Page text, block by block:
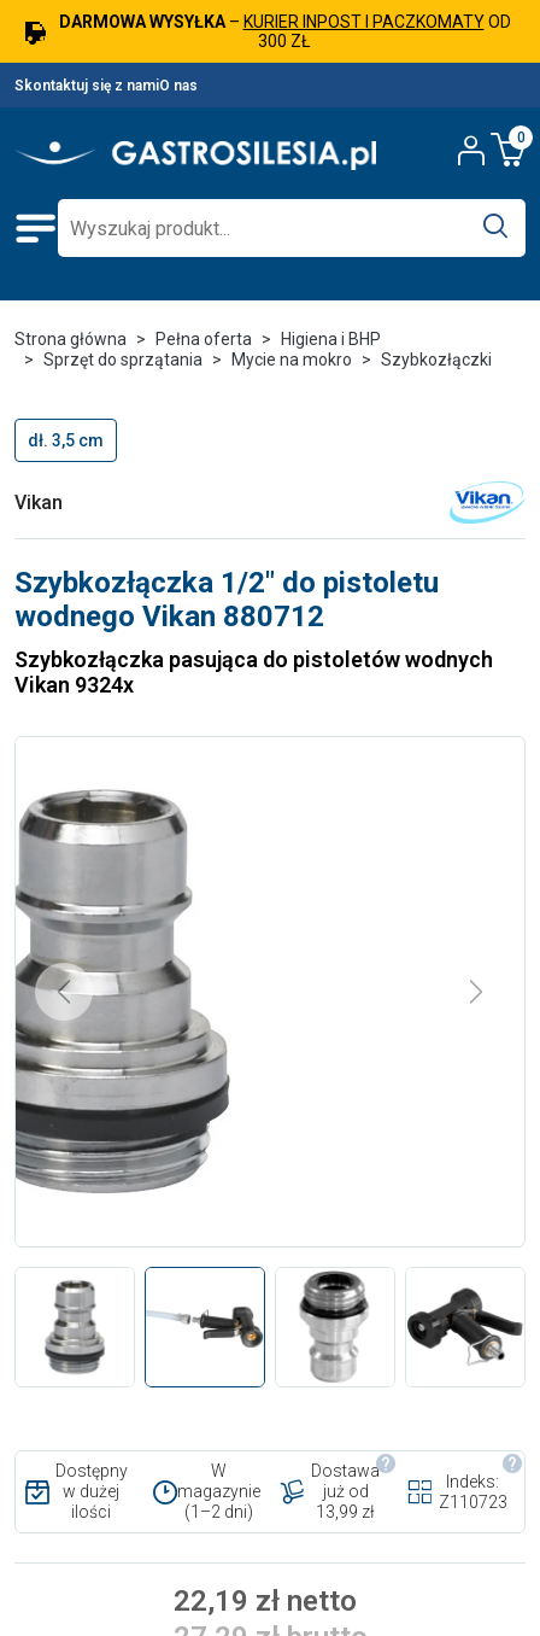
DARMOWA WYSYŁKA– KURIER INPOST I PACZKOMATYOD
300 ZŁ
Skontaktuj się z namiO nas
0
Strona główna Pełna oferta
Higiena i BHP
Sprzęt do sprzątania
Mycie na mokro Szybkozłączki
dł. 3,5 cm
Vikan
Szybkozłączka 1/2" do pistoletu
wodnego Vikan 880712
Szybkozłączka pasująca do pistoletów wodnych
Vikan 9324x
Previous Next
Dostępny
w dużej
ilości
W
magazynie
(1–2 dni)
Dostawa
już od
13,99 zł
Indeks:
Z110723
22,19 zł netto